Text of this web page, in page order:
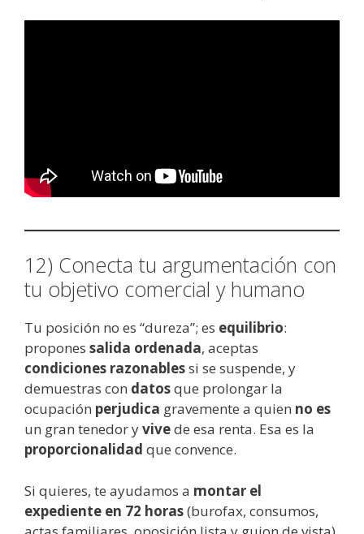
12) Conecta tu argumentación con
tu objetivo comercial y humano
Tu posición no es “dureza”; es equilibrio:
propones salida ordenada, aceptas
condiciones razonablessi se suspende, y
demuestras con datosque prolongar la
ocupación perjudica gravemente a quien no es
un gran tenedor yvivede esa renta. Esa es la
proporcionalidad que convence.
Si quieres, te ayudamos a montar el
expediente en 72 horas(burofax, consumos,